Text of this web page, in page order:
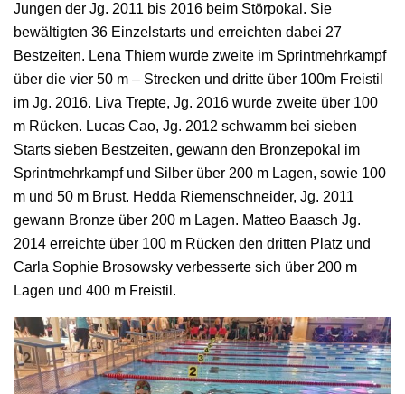
Jungen der Jg. 2011 bis 2016 beim Störpokal. Sie
bewältigten 36 Einzelstarts und erreichten dabei 27
Bestzeiten. Lena Thiem wurde zweite im Sprintmehrkampf
über die vier 50 m – Strecken und dritte über 100m Freistil
im Jg. 2016. Liva Trepte, Jg. 2016 wurde zweite über 100
m Rücken. Lucas Cao, Jg. 2012 schwamm bei sieben
Starts sieben Bestzeiten, gewann den Bronzepokal im
Sprintmehrkampf und Silber über 200 m Lagen, sowie 100
m und 50 m Brust. Hedda Riemenschneider, Jg. 2011
gewann Bronze über 200 m Lagen. Matteo Baasch Jg.
2014 erreichte über 100 m Rücken den dritten Platz und
Carla Sophie Brosowsky verbesserte sich über 200 m
Lagen und 400 m Freistil.